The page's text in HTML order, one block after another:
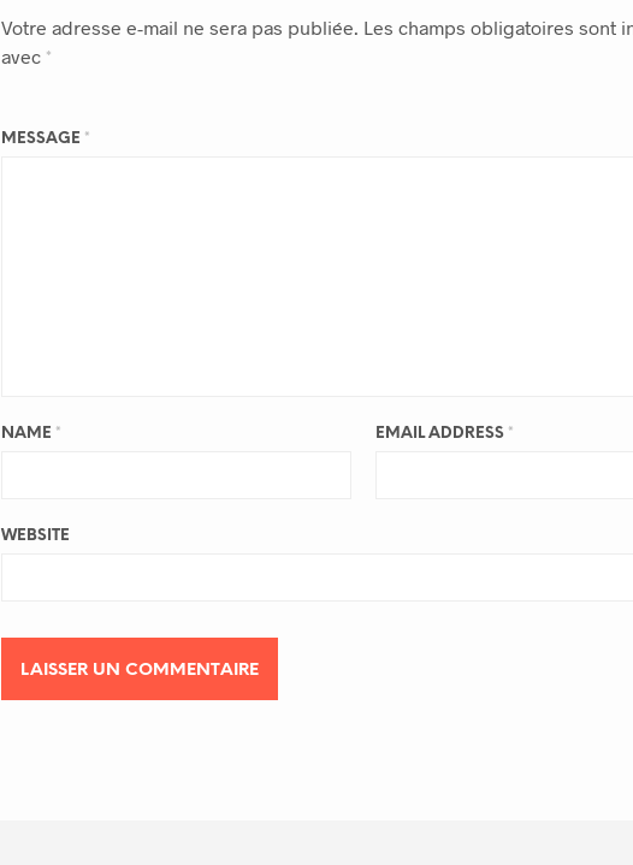
Votre adresse e-mail ne sera pas publiée. Les champs obligatoires sont
avec *
MESSAGE *
NAME * EMAIL ADDRESS *
WEBSITE